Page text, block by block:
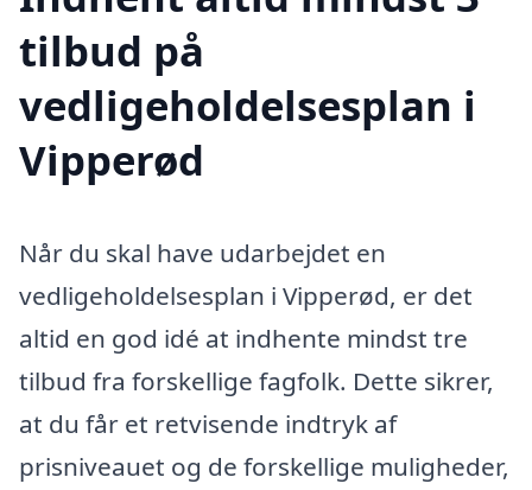
tilbud på
vedligeholdelsesplan i
Vipperød
Når du skal have udarbejdet en
vedligeholdelsesplan i Vipperød, er det
altid en god idé at indhente mindst tre
tilbud fra forskellige fagfolk. Dette sikrer,
at du får et retvisende indtryk af
prisniveauet og de forskellige muligheder,